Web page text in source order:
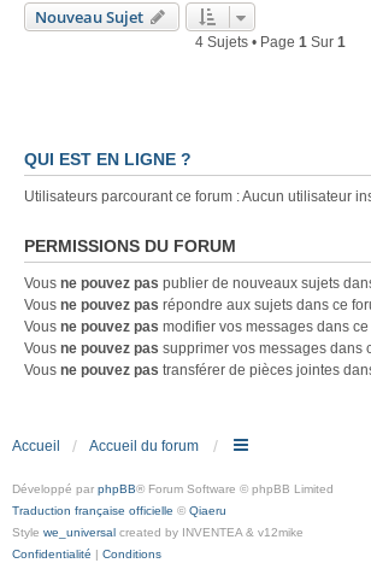
Nouveau Sujet
4 Sujets • Page 1Sur 1
QUI EST EN LIGNE ?
Utilisateurs parcourant ce forum : Aucun utilisateur
PERMISSIONS DU FORUM
Vous ne pouvez pas publier de nouveaux sujets
Vous ne pouvez pas répondre aux sujets dans ce
Vous ne pouvez pas modifier vos messages dans
Vous ne pouvez pas supprimer vos messages dans
Vous ne pouvez pas transférer de pièces jointes
Accueil Accueil du forum
Développé par phpBB® Forum Software © phpBB Limited
Traduction française officielle © Qiaeru
Style we_universal created by INVENTEA & v12mike
Confidentialité | Conditions